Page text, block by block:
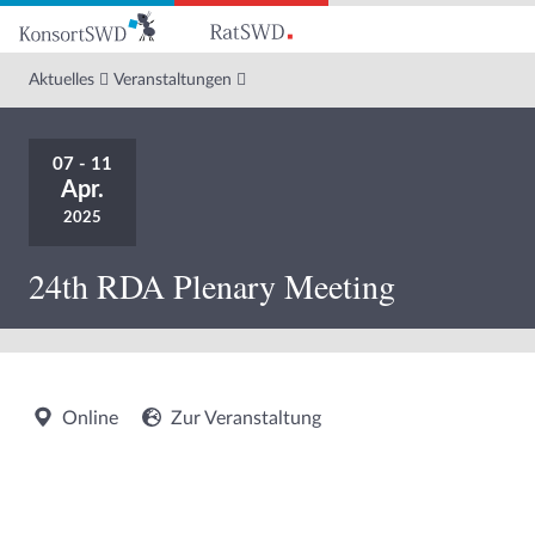
Hauptinhalt
Aktuelles Veranstaltungen
07 - 11
Apr.
2025
24th RDA Plenary Meeting
Online Zur Veranstaltung